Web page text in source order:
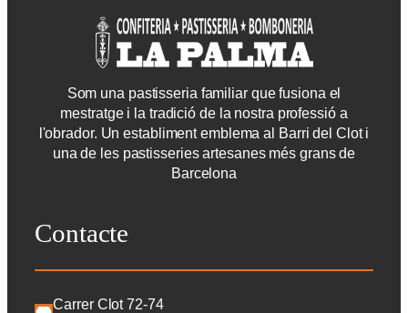
Som una pastisseria familiar que fusiona el
mestratge i la tradició de la nostra professió a
l'obrador. Un establiment emblema al Barri del Clot i
una de les pastisseries artesanes més grans de
Barcelona
Contacte
Carrer Clot 72-74